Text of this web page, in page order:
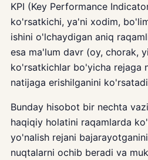
KPI (Key Performance
ko'rsatkichi, ya'ni xodim,
ishini o'lchaydigan aniq
esa ma'lum davr (oy, chorak,
ko'rsatkichlar bo'yicha rejaga
natijaga erishilganini
Bunday hisobot bir nechta
haqiqiy holatini raqamlarda
yo'nalish rejani
nuqtalarni ochib beradi va